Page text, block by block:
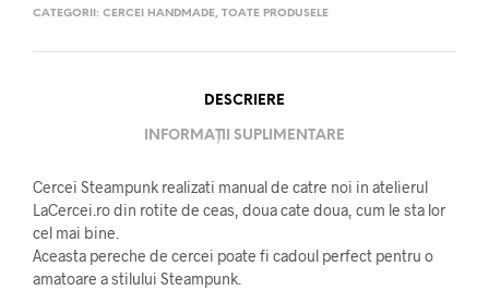
CATEGORII: CERCEI HANDMADE, TOATE PRODUSELE
DESCRIERE
INFORMAȚII SUPLIMENTARE
Cercei Steampunk realizati manual de catre noi in atelierul
LaCercei.ro din rotite de ceas, doua cate doua, cum le sta lor
cel mai bine.
Aceasta pereche de cercei poate fi cadoul perfect pentru o
amatoare a stilului Steampunk.